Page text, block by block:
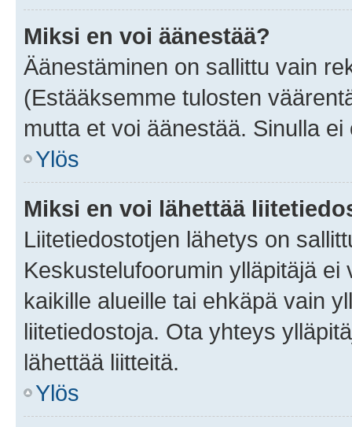
Miksi en voi äänestää?
Äänestäminen on sallittu vain
(Estääksemme tulosten
mutta et voi äänestää. Sinulla
Ylös
Miksi en voi lähettää
Liitetiedostotjen lähetys on
Keskustelufoorumin ylläpitäjä
kaikille alueille tai ehkäpä vain
liitetiedostoja. Ota yhteys
lähettää liitteitä.
Ylös